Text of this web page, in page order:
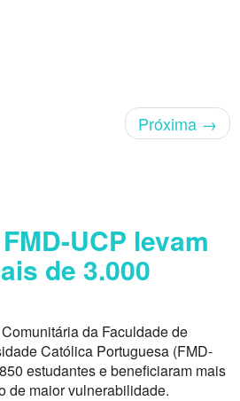
Próxima →
UCP levam
de 3.000
da Faculdade de
Católica Portuguesa (FMD-
estudantes e beneficiaram mais
de maior vulnerabilidade.